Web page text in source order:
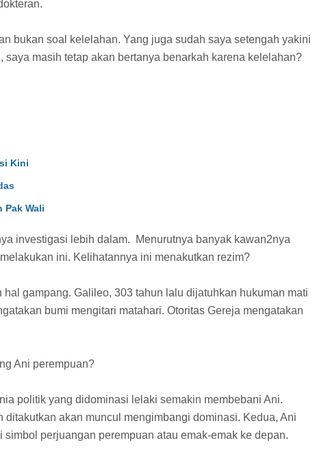
bukan soal kelelahan. Yang juga sudah saya setengah yakini
saya masih tetap akan bertanya benarkah karena kelelahan?
Kini
Pak Wali
investigasi lebih dalam. Menurutnya banyak kawan2nya
ini. Kelihatannya ini menakutkan rezim?
gampang. Galileo, 303 tahun lalu dijatuhkan hukuman mati
bumi mengitari matahari. Otoritas Gereja mengatakan
Ani perempuan?
politik yang didominasi lelaki semakin membebani Ani.
ditakutkan akan muncul mengimbangi dominasi. Kedua, Ani
perjuangan perempuan atau emak-emak ke depan.